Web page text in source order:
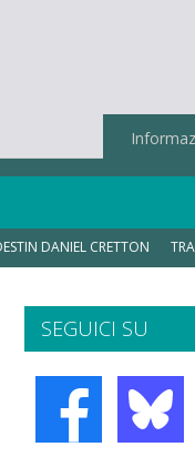
DANIEL CRETTON
SEGUICI SU